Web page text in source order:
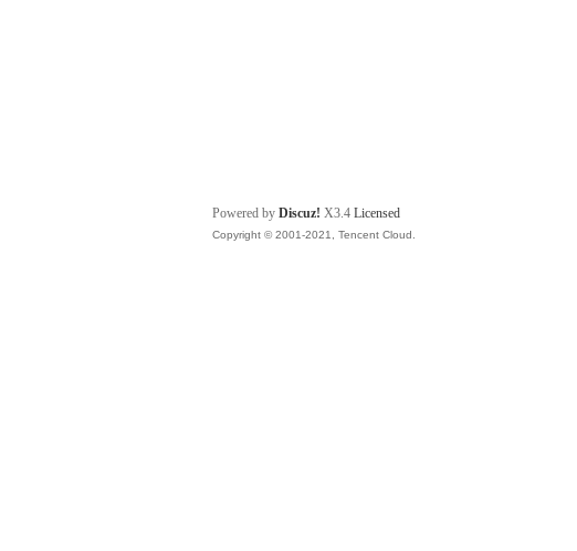
Powered by Discuz! X3.4 Licensed
Copyright © 2001-2021, Tencent Cloud.